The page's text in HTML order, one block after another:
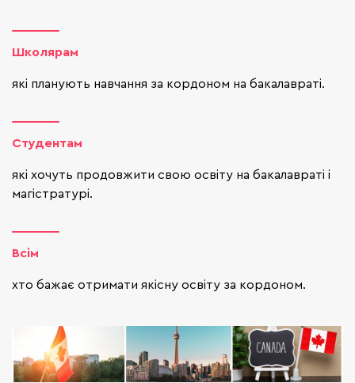
Школярам
які планують навчання за кордоном на бакалавраті.
Студентам
які хочуть продовжити свою освіту на бакалавраті і
магістратурі.
Всім
хто бажає отримати якісну освіту за кордоном.